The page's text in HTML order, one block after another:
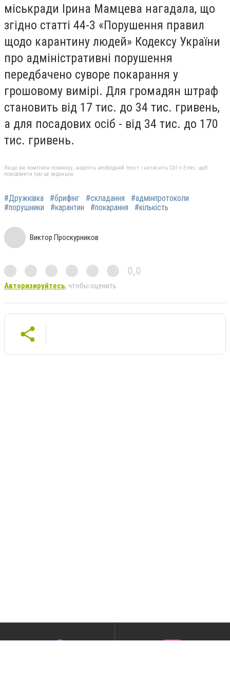
міськради Ірина Мамцева нагадала, що
згідно статті 44-3 «Порушення правил
щодо карантину людей» Кодексу України
про адміністративні порушення
передбачено суворе покарання у
грошовому вимірі. Для громадян штраф
становить від 17 тис. до 34 тис. гривень,
а для посадових осіб - від 34 тис. до 170
тис. гривень.
Якщо ви помітили помилку, виділіть необхідний текст і натисніть Ctrl + Enter, щоб
повідомити про це редакцію
#Дружківка #брифінг #складання
#адмінпротоколи
#порушники
#карантин #покарання #кількість
Виктор Проскурников
0,0
Авторизируйтесь, чтобы оценить